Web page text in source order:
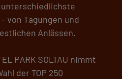
unterschiedlichste
von Tagungen und
Anlässen.
PARK SOLTAU nimmt
der TOP 250